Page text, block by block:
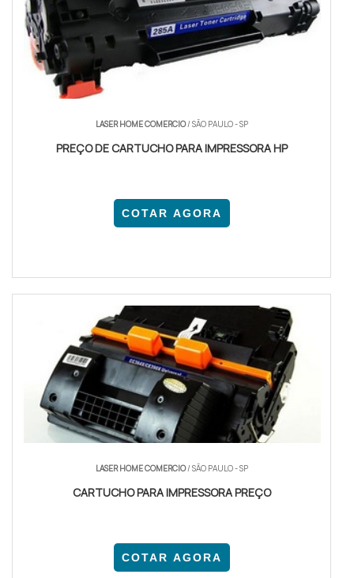
LASER HOME COMERCIO/ SÃO PAULO - SP
PREÇO DE CARTUCHO PARA IMPRESSORA HP
COTAR AGORA
LASER HOME COMERCIO/ SÃO PAULO - SP
CARTUCHO PARA IMPRESSORA PREÇO
COTAR AGORA